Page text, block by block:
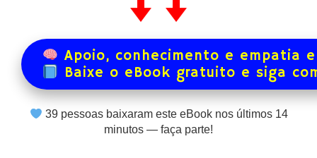
Apoio, conhecimento e empatia
Baixe o eBook gratuito e siga
39pessoas baixaram este eBook nos últimos 14
minutos — faça parte!